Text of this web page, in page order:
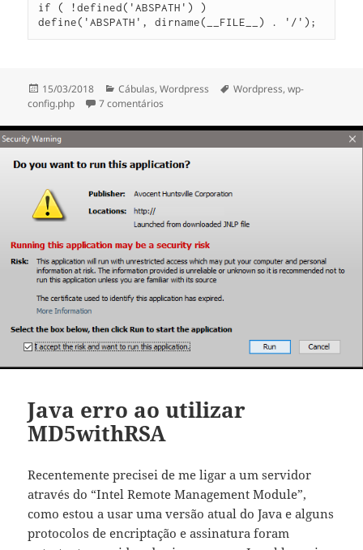
if ( !defined('ABSPATH') )
Publicado
a
15/03/2018 Categorias
Cábulas,Wordpress Etiquetas
Wordpress,wp-
config.php
7 comentários
Java erro ao utilizar
MD5withRSA
Recentemente precisei de me ligar a um servidor
através do “Intel Remote Management Module”,
como estou a usar uma versão atual do Java e alguns
protocolos de encriptação e assinatura foram